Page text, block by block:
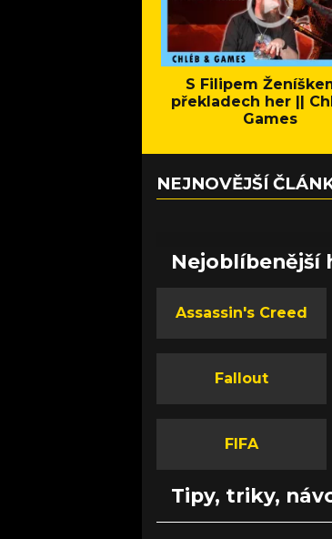
S Filipem
překladech her ||
Games
NEJNOVĚJŠÍ
Nejoblíbenější
Assassin's Creed
Fallout
FIFA
Tipy, triky,